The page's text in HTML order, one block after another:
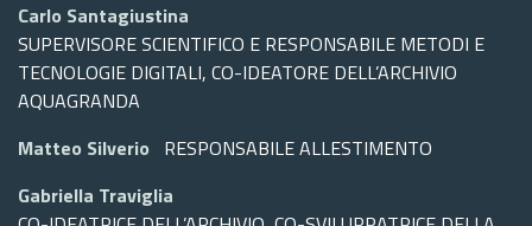
Carlo Santagiustina
SUPERVISORE SCIENTIFICO E RESPONSABILE METODI E
TECNOLOGIE DIGITALI, CO-IDEATORE DELL’ARCHIVIO
AQUAGRANDA
Matteo Silverio RESPONSABILE ALLESTIMENTO
Gabriella Traviglia